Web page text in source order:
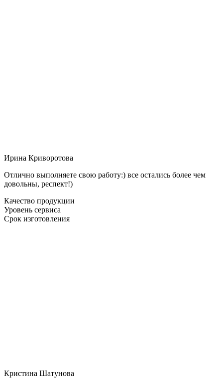
Ирина Криворотова
Отлично выполняете свою работу:) все остались более чем
довольны, респект!)
Качество продукции
Уровень сервиса
Срок изготовления
Кристина Шатунова